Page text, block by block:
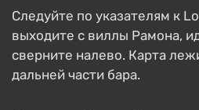
Следуйте по указателям к
выходите с виллы Рамона,
сверните налево. Карта
дальней части бара.